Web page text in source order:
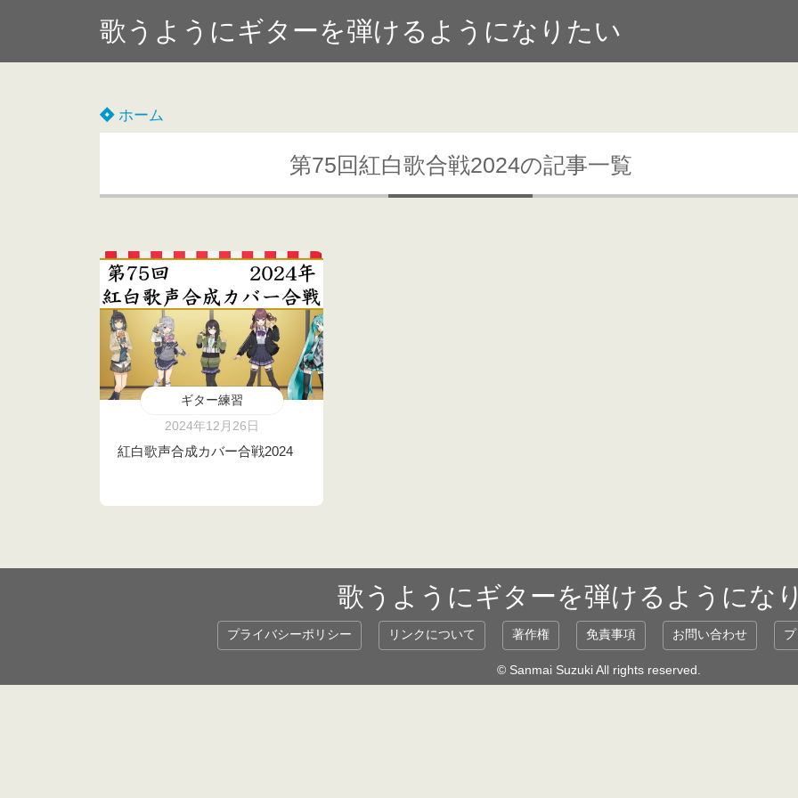
歌うようにギターを弾けるようになりたい
ホーム
第75回紅白歌合戦2024の記事一覧
ギター練習
2024年12月26日
紅白歌声合成カバー合戦2024
歌うようにギターを弾けるようにな
プライバシーポリシー リンクについて 著作権 免責事項 お問い合わせ
© Sanmai Suzuki All rights reserved.